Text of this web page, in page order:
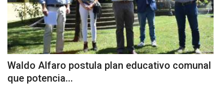
Tribunales
Deporte
Política
Espectáculos
Waldo Alfaro postula plan educativo comunal
que potencia...